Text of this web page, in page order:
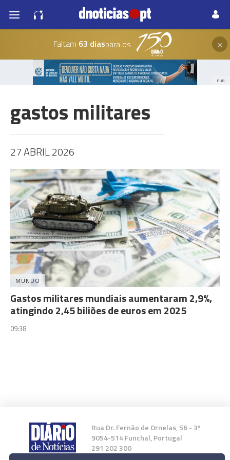
Faltam 63 diaspara os ×
PUB
gastos militares
27 ABRIL 2026
MUNDO
Gastos militares mundiais aumentaram 2,9%,
atingindo 2,45 biliões de euros em 2025
09:38
Rua Dr. Fernão de Ornelas, 56 - 3º
9054-514 Funchal, Portugal
291 202 300